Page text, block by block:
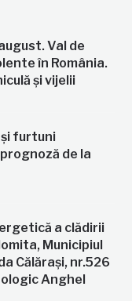
Val de
în România.
și vijelii
furtuni
de la
a clădirii
Municipiul
Călărași, nr.526
Anghel